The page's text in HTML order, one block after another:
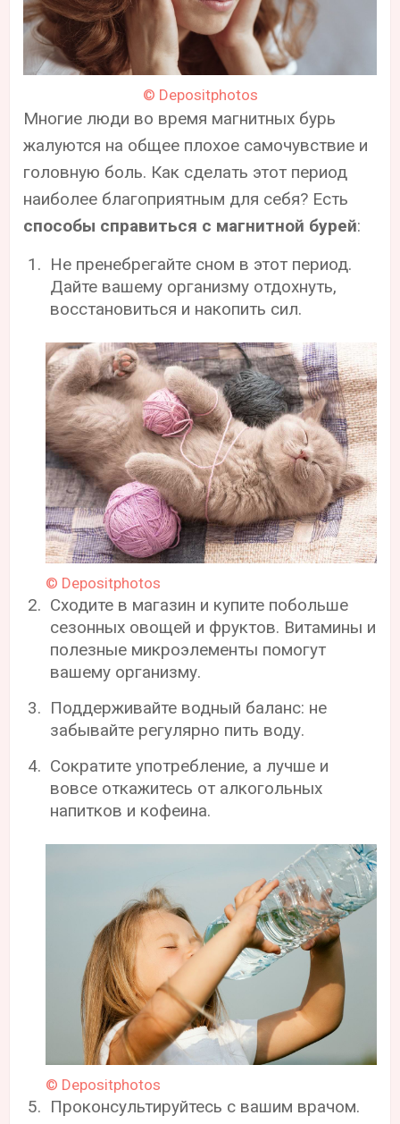
© Depositphotos
Многие люди во время магнитных бурь
жалуются на общее плохое самочувствие и
головную боль. Как сделать этот период
наиболее благоприятным для себя? Есть
способы справиться с магнитной бурей:
Не пренебрегайте сном в этот период.
Дайте вашему организму отдохнуть,
восстановиться и накопить сил.
© Depositphotos
Сходите в магазин и купите побольше
сезонных овощей и фруктов. Витамины и
полезные микроэлементы помогут
вашему организму.
Поддерживайте водный баланс: не
забывайте регулярно пить воду.
Сократите употребление, а лучше и
вовсе откажитесь от алкогольных
напитков и кофеина.
© Depositphotos
Проконсультируйтесь с вашим врачом.